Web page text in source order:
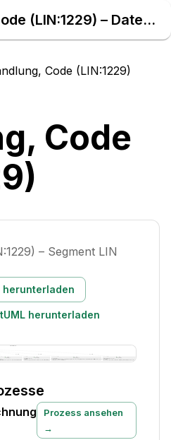
Handlung, Code (LIN:1229) – Daten Atlas
Code (LIN:1229)
Code
– Segment LIN
herunterladen
herunterladen
Prozess ansehen
→